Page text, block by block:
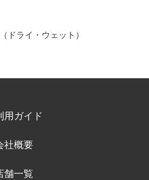
ドライ・ウェット）
用ガイド
社概要
舗一覧